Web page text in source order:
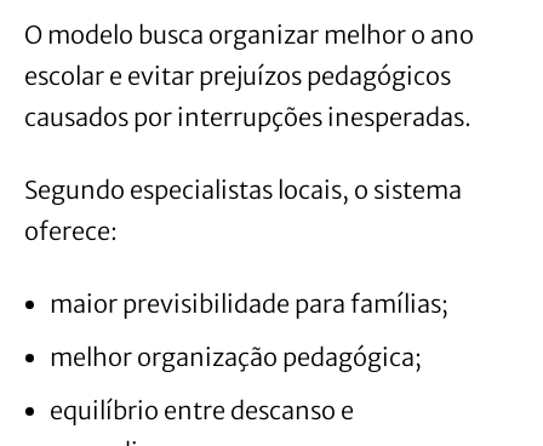
O modelo busca organizar melhor o ano
escolar e evitar prejuízos pedagógicos
causados por interrupções inesperadas.
Segundo especialistas locais, o sistema
oferece:
maior previsibilidade para famílias;
melhor organização pedagógica;
equilíbrio entre descanso e